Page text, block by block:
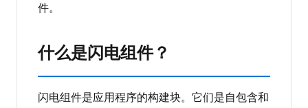
件。
什么是闪电组件？
闪电组件是应用程序的构建块。它们是自包含和